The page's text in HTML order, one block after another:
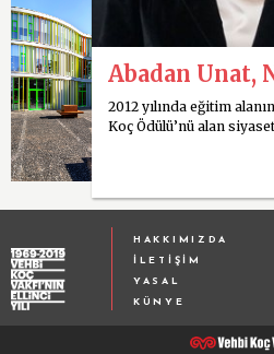
Abadan Unat,
2012 yılında eğitim
Koç Ödülü’nü alan
HAKKIMIZDA
İLETİŞİM
YASAL
KÜNYE